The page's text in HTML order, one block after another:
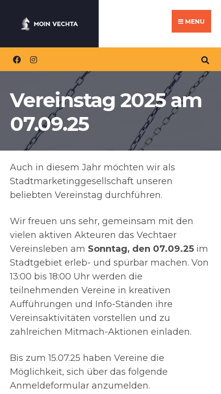
MENU
Vereinstag 2025 am
07.09.25
Auch in diesem Jahr möchten wir als
Stadtmarketinggesellschaft unseren
beliebten Vereinstag durchführen.
Wir freuen uns sehr, gemeinsam mit den
vielen aktiven Akteuren das Vechtaer
Vereinsleben am Sonntag, den 07.09.25 im
Stadtgebiet erleb- und spürbar machen. Von
13:00 bis 18:00 Uhr werden die
teilnehmenden Vereine in kreativen
Aufführungen und Info-Ständen ihre
Vereinsaktivitäten vorstellen und zu
zahlreichen Mitmach-Aktionen einladen.
Bis zum 15.07.25 haben Vereine die
Möglichkeit, sich über das folgende
Anmeldeformular anzumelden.
for: